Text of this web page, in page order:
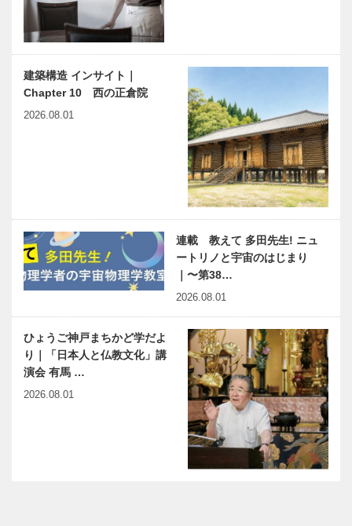
建築構造 インサイト｜
Chapter 10 西の正倉院
2026.08.01
連載 教えて 多田先生! ニュ
ートリノと宇宙のはじまり
｜〜第38…
2026.08.01
ひょうご神戸まちかど学だよ
り｜「日本人と仏教文化」講
演会 有馬 …
2026.08.01